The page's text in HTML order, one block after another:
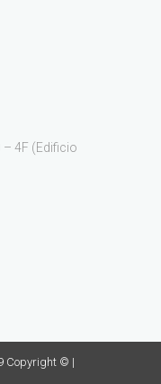
4F (Edificio
Copyright © |